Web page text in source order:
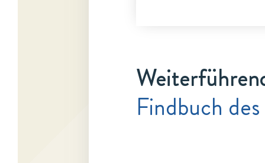
Findbuch